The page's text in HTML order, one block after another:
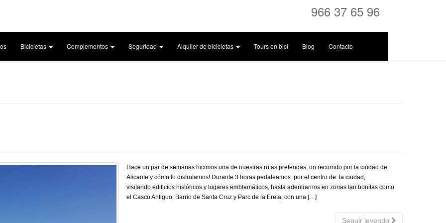
966 37 65 96
Bicicletas Complementos Seguridad Alquiler de bicicletas Tours en bici Blog Contacto
Hace un par de semanas hicimos una de nuestras rutas preferidas, un recorrido por la ciudad de
Alicante y cómo lo disfrutamos! Durante 3 horas pedaleamos por el centro de la ciudad,
visitando edificios históricos y lugares emblemáticos, hasta adentrarnos en zonas tan bonitas como
el Casco Antiguo, Barrio de Santa Cruz y Parc de la Ereta, con una […]
Seguir leyendo